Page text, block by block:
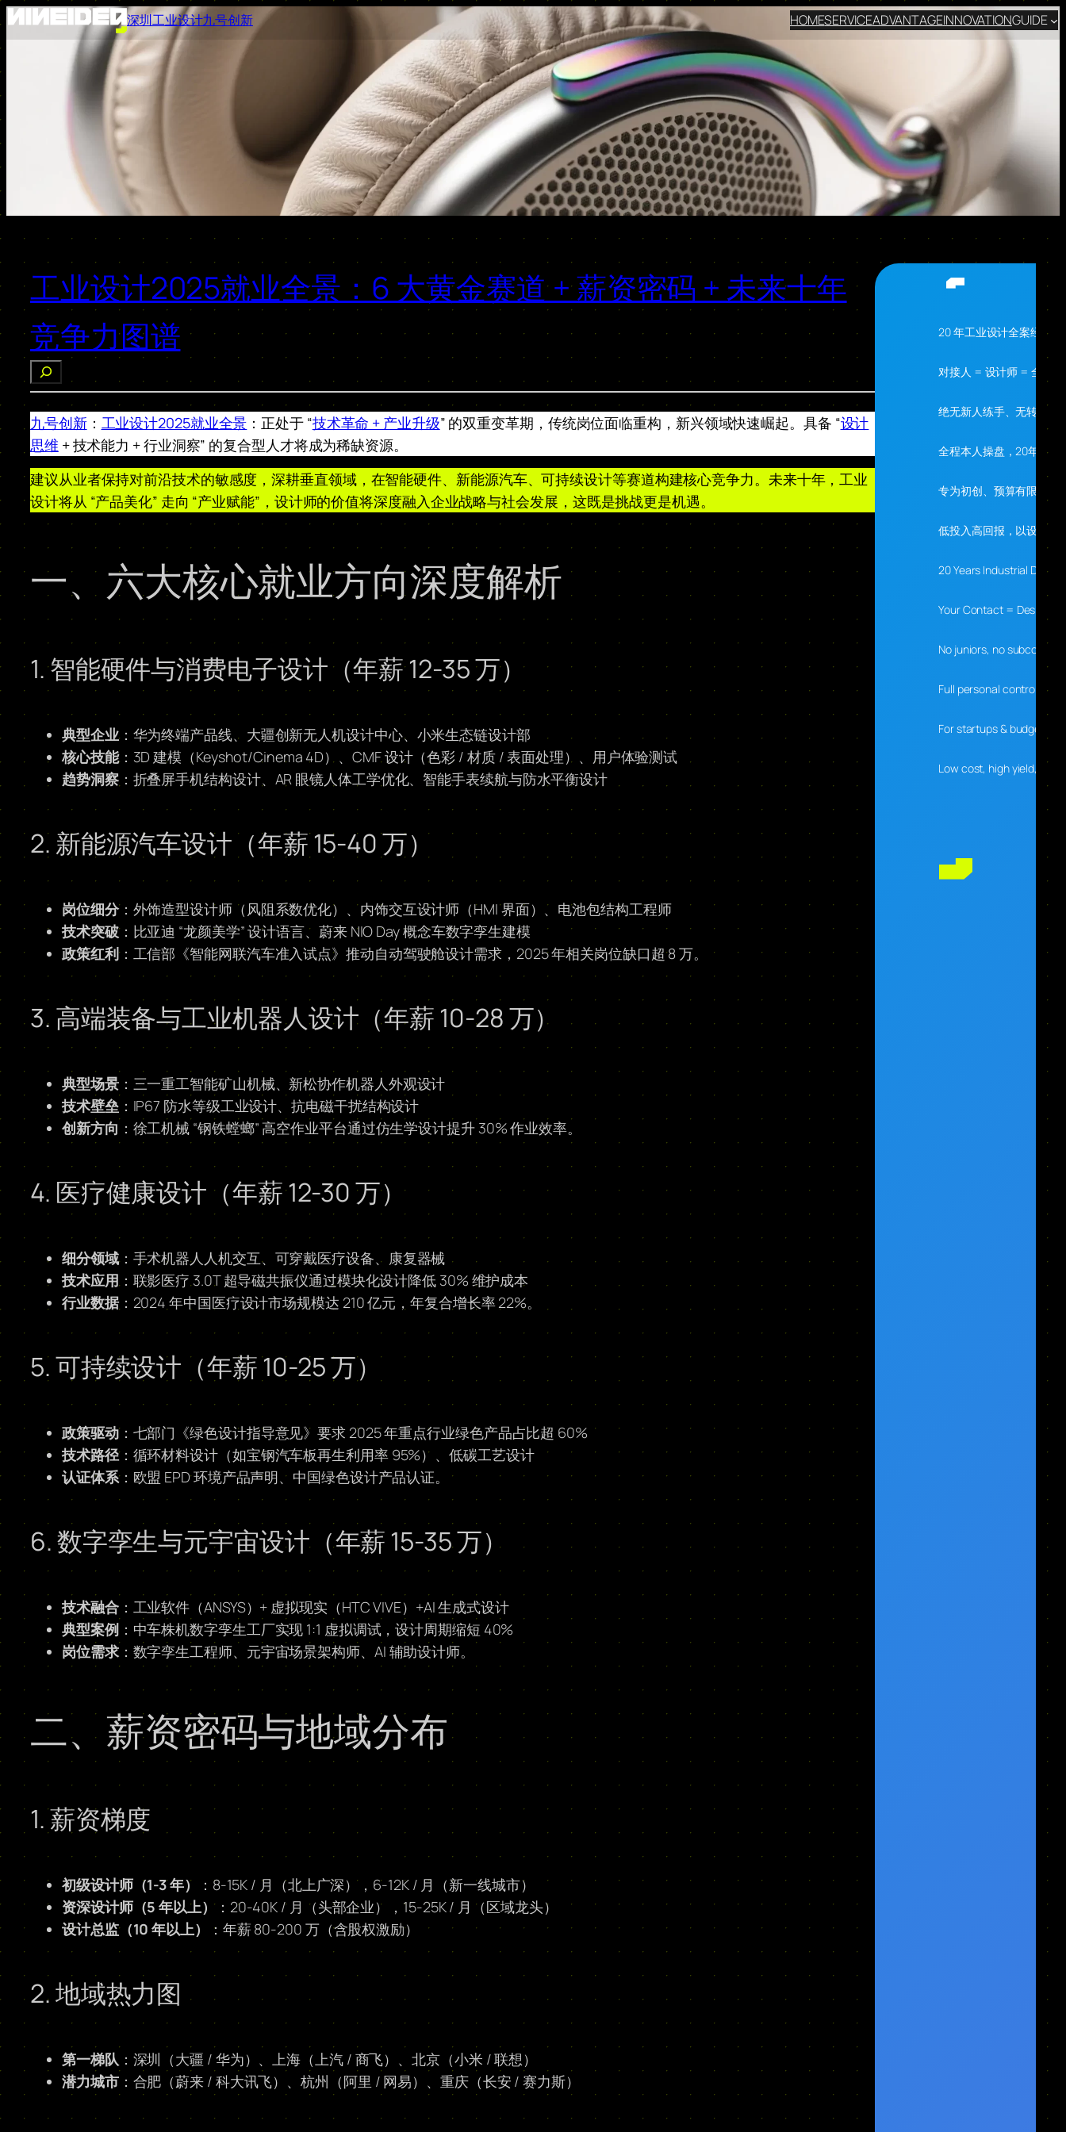
跳
至
深圳工业设计九号创新 HOMESERVICEADVANTAGEINNOVATIONGUIDE
工业设计2025就业全景：6 大黄金赛道 + 薪资密码 + 未来十年
竞争力图谱
搜
索
九号创新： 工业设计2025就业全景 ：正处于 “技术革命 + 产业升级” 的双重变革期，传统岗位面临重构，新兴领域快速崛起。具备 “设计
思维 + 技术能力 + 行业洞察” 的复合型人才将成为稀缺资源。
建议从业者保持对前沿技术的敏感度，深耕垂直领域，在智能硬件、新能源汽车、可持续设计等赛道构建核心竞争力。未来十年，工业
设计将从 “产品美化” 走向 “产业赋能”，设计师的价值将深度融入企业战略与社会发展，这既是挑战更是机遇。
一、六大核心就业方向深度解析
1. 智能硬件与消费电子设计（年薪 12-35 万）
典型企业：华为终端产品线、大疆创新无人机设计中心、小米生态链设计部
核心技能：3D 建模（Keyshot/Cinema 4D）、CMF 设计（色彩 / 材质 / 表面处理）、用户体验测试
趋势洞察：折叠屏手机结构设计、AR 眼镜人体工学优化、智能手表续航与防水平衡设计
2. 新能源汽车设计（年薪 15-40 万）
岗位细分：外饰造型设计师（风阻系数优化）、内饰交互设计师（HMI 界面）、电池包结构工程师
技术突破：比亚迪 “龙颜美学” 设计语言、蔚来 NIO Day 概念车数字孪生建模
政策红利：工信部《智能网联汽车准入试点》推动自动驾驶舱设计需求，2025 年相关岗位缺口超 8 万。
3. 高端装备与工业机器人设计（年薪 10-28 万）
典型场景：三一重工智能矿山机械、新松协作机器人外观设计
技术壁垒：IP67 防水等级工业设计、抗电磁干扰结构设计
创新方向 ：徐工机械 “钢铁螳螂” 高空作业平台通过仿生学设计提升 30% 作业效率。
4. 医疗健康设计（年薪 12-30 万）
细分领域：手术机器人人机交互、可穿戴医疗设备、康复器械
技术应用 ：联影医疗 3.0T 超导磁共振仪通过模块化设计降低 30% 维护成本
行业数据：2024 年中国医疗设计市场规模达 210 亿元，年复合增长率 22%。
5. 可持续设计（年薪 10-25 万）
政策驱动：七部门《绿色设计指导意见》要求 2025 年重点行业绿色产品占比超 60%
技术路径：循环材料设计（如宝钢汽车板再生利用率 95%）、低碳工艺设计
认证体系：欧盟 EPD 环境产品声明、中国绿色设计产品认证。
6. 数字孪生与元宇宙设计（年薪 15-35 万）
技术融合：工业软件（ANSYS）+ 虚拟现实（HTC VIVE）+AI 生成式设计
典型案例：中车株机数字孪生工厂实现 1:1 虚拟调试，设计周期缩短 40%
岗位需求：数字孪生工程师、元宇宙场景架构师、AI 辅助设计师。
二、薪资密码与地域分布
1. 薪资梯度
初级设计师（1-3 年）
：8-15K / 月（北上广深），6-12K / 月（新一线城市）
资深设计师（5 年以上）：20-40K / 月（头部企业），15-25K / 月（区域龙头）
设计总监（10 年以上）
：年薪 80-200 万（含股权激励）
2. 地域热力图
第一梯队 ：深圳（大疆 / 华为）、上海（上汽 / 商飞）、北京（小米 / 联想）
潜力城市：合肥（蔚来 / 科大讯飞）、杭州（阿里 / 网易）、重庆（长安 / 赛力斯）
20 年工业设计全案经验
对接人 = 设计师 = 全程
绝无新人练手、无转包、
全程本人操盘，20年经验
专为初创、预算有限、需
低投入高回报，以设计落
20 Years Industrial
Your Contact = Designer
No juniors, no
Full personal control, 20
For startups & budget-
Low cost, high yield,